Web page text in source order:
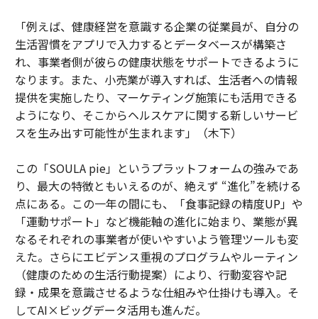
「例えば、健康経営を意識する企業の従業員が、自分の
生活習慣をアプリで入力するとデータベースが構築さ
れ、事業者側が彼らの健康状態をサポートできるように
なります。また、小売業が導入すれば、生活者への情報
提供を実施したり、マーケティング施策にも活用できる
ようになり、そこからヘルスケアに関する新しいサービ
スを生み出す可能性が生まれます」（木下）
この「SOULA pie」というプラットフォームの強みであ
り、最大の特徴ともいえるのが、絶えず “進化”を続ける
点にある。この一年の間にも、「食事記録の精度UP」や
「運動サポート」など機能軸の進化に始まり、業態が異
なるそれぞれの事業者が使いやすいよう管理ツールも変
えた。さらにエビデンス重視のプログラムやルーティン
（健康のための生活行動提案）により、行動変容や記
録・成果を意識させるような仕組みや仕掛けも導入。そ
してAI×ビッグデータ活用も進んだ。